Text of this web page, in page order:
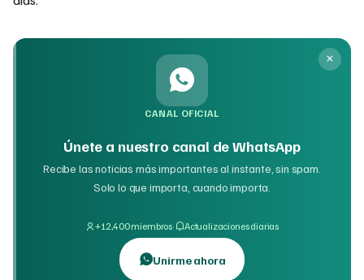
CANAL OFICIAL
Únete a nuestro canal de WhatsApp
Recibe las noticias más importantes al instante, sin spam.
Solo lo que importa, cuando importa.
+12,400 miembros· Actualizaciones diarias
Unirme ahora